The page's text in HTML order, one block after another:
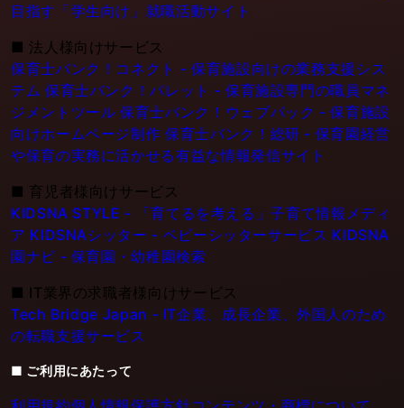
目指す「学生向け」就職活動サイト
■ 法人様向けサービス
保育士バンク！コネクト - 保育施設向けの業務支援シス
テム 保育士バンク！パレット - 保育施設専門の職員マネ
ジメントツール 保育士バンク！ウェブパック - 保育施設
向けホームページ制作 保育士バンク！総研 - 保育園経営
や保育の実務に活かせる有益な情報発信サイト
■ 育児者様向けサービス
KIDSNA STYLE - 「育てるを考える」子育て情報メディ
ア KIDSNAシッター - ベビーシッターサービス KIDSNA
園ナビ - 保育園・幼稚園検索
■ IT業界の求職者様向けサービス
Tech Bridge Japan - IT企業、成長企業、外国人のため
の転職支援サービス
■ ご利用にあたって